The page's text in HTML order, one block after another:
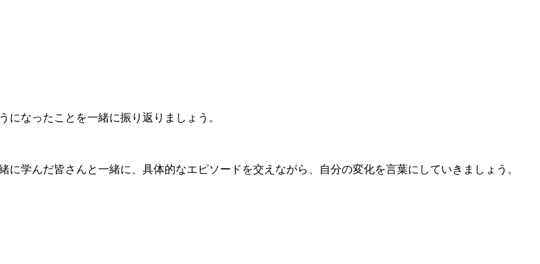
なったことを一緒に振り返りましょう。
学んだ皆さんと一緒に、具体的なエピソードを交えながら、自分の変化を言葉にしていきましょう。